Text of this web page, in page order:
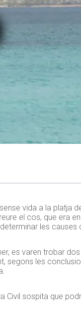
vida a la platja
el cos, que era
les causes
es varen trobar
les
Civil sospita que